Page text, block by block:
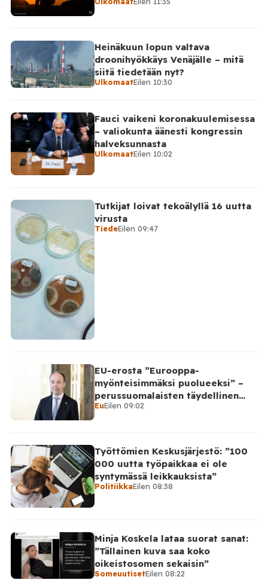
kaupunkiin sekä […]
Heinäkuun lopun valtava
droonihyökkäys Venäjälle – mitä
siitä tiedetään nyt?
UlkomaatEilen 10:30
Fauci vaikeni koronakuulemisessa
– valiokunta äänesti kongressin
halveksunnasta
UlkomaatEilen 10:02
Tutkijat loivat tekoälyllä 16 uutta
virusta
TiedeEilen 09:47
EU-erosta ”Eurooppa-
myönteisimmäksi puolueeksi” –
perussuomalaisten täydellinen
takinkääntö
EuEilen 09:02
Työttömien Keskusjärjestö: ”100
000 uutta työpaikkaa ei ole
syntymässä leikkauksista”
PolitiikkaEilen 08:38
Minja Koskela lataa suorat sanat:
”Tällainen kuva saa koko
oikeistosomen sekaisin”
SomeuutisetEilen 08:22